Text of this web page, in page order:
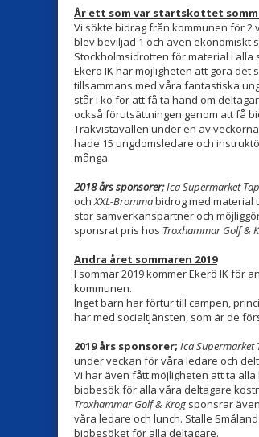
År ett som var startskottet
Vi sökte bidrag från kommunen för 2
blev beviljad 1 och även ekonomiskt
Stockholmsidrotten för material i alla
Ekerö IK har möjligheten att göra det
tillsammans med våra fantastiska
står i kö för att få ta hand om
också förutsättningen genom att få
Träkvistavallen under en av
hade 15 ungdomsledare och
många.
2018 års sponsorer;Ica Supermarket
ochXXL-Brommabidrog med material
stor samverkanspartner och
sponsrat pris hos Troxhammar Golf &
Andra året sommaren 2019
I sommar 2019 kommer Ekerö IK för
kommunen.
Inget barn har förtur till campen,
har med socialtjänsten, som är de
2019 års sponsorer; Ica Supermarket
under veckan för våra ledare och
Vi har även fått möjligheten att ta
biobesök för alla våra deltagare
Troxhammar Golf & Krog sponsrar
våra ledare och lunch. Stalle
biobesöket för alla deltagare.